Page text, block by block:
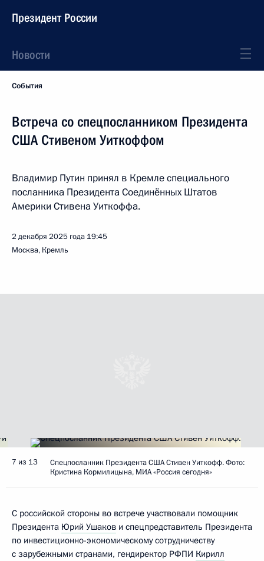
Президент России
Новости
События
Встреча со спецпосланником Президента
США Стивеном Уиткоффом
Владимир Путин принял в Кремле специального
посланника Президента Соединённых Штатов
Америки Стивена Уиткоффа.
2 декабря 2025 года 19:45
Москва, Кремль
7 из 13
Спецпосланник Президента США Стивен Уиткофф. Фото:
Кристина Кормилицына, МИА «Россия сегодня»
С российской стороны во встрече участвовали помощник
Президента Юрий Ушаков и спецпредставитель Президента
по инвестиционно-экономическому сотрудничеству
с зарубежными странами, гендиректор РФПИ Кирилл